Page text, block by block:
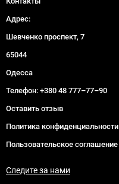
Адрес:
Шевченко проспект, 7
65044
Одесса
Телефон: +380 48 777–77–90
Оставить отзыв
Политика конфиденциальности
Пользовательское соглашение
Следите за нами